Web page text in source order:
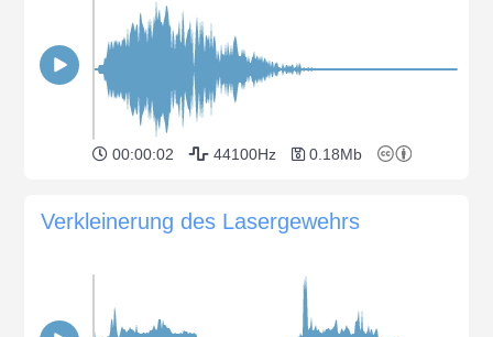
00:00:02 44100Hz 0.18Mb
Verkleinerung des Lasergewehrs